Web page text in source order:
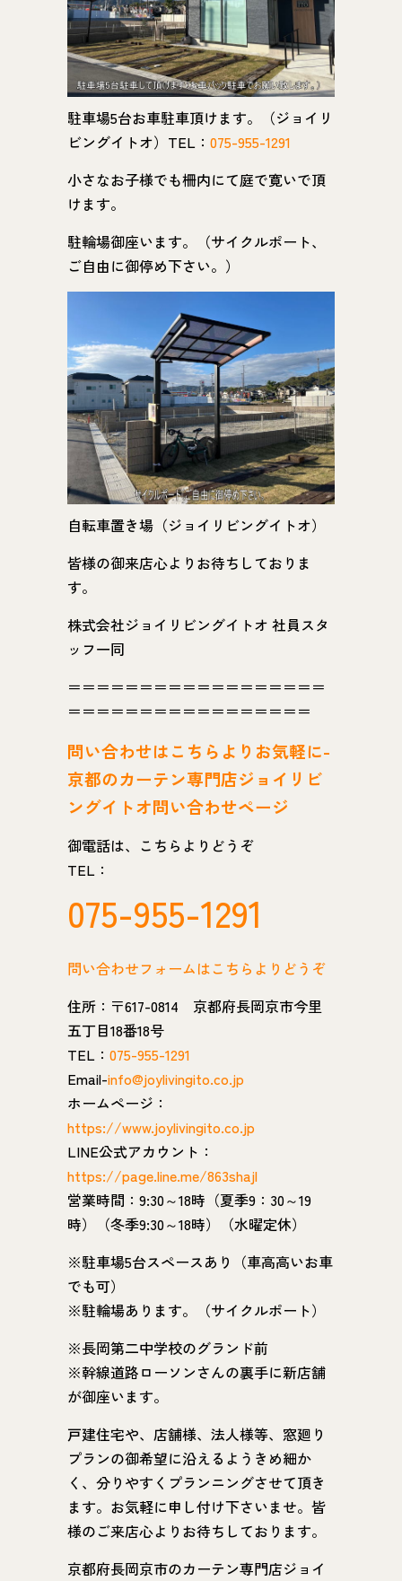
駐車場5台お車駐車頂けます。（ジョイリ
ビングイトオ）TEL： 075-955-1291
小さなお子様でも柵内にて庭で寛いで頂
けます。
駐輪場御座います。（サイクルポート、
ご自由に御停め下さい。）
自転車置き場（ジョイリビングイトオ）
皆様の御来店心よりお待ちしておりま
す。
株式会社ジョイリビングイトオ 社員スタ
ッフ一同
＝＝＝＝＝＝＝＝＝＝＝＝＝＝＝＝＝＝
＝＝＝＝＝＝＝＝＝＝＝＝＝＝＝＝＝
問い合わせはこちらよりお気軽に-
京都のカーテン専門店ジョイリビ
ングイトオ問い合わせページ
御電話は、こちらよりどうぞ
TEL：
075-955-1291
問い合わせフォームはこちらよりどうぞ
住所：〒617-0814 京都府長岡京市今里
五丁目18番18号
TEL： 075-955-1291
Email-info@joylivingito.co.jp
ホームページ：
https://www.joylivingito.co.jp
LINE公式アカウント：
https://page.line.me/863shajl
営業時間：9:30～18時（夏季9：30～19
時）（冬季9:30～18時）（水曜定休）
※駐車場5台スペースあり（車高高いお車
でも可）
※駐輪場あります。（サイクルポート）
※長岡第二中学校のグランド前
※幹線道路ローソンさんの裏手に新店舗
が御座います。
戸建住宅や、店舗様、法人様等、窓廻り
プランの御希望に沿えるようきめ細か
く、分りやすくプランニングさせて頂き
ます。お気軽に申し付け下さいませ。皆
様のご来店心よりお待ちしております。
京都府長岡京市のカーテン専門店ジョイ